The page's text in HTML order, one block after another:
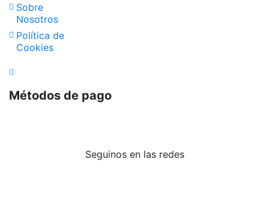
Sobre
Nosotros
Política de
Cookies
Métodos de pago
Seguinos en las redes